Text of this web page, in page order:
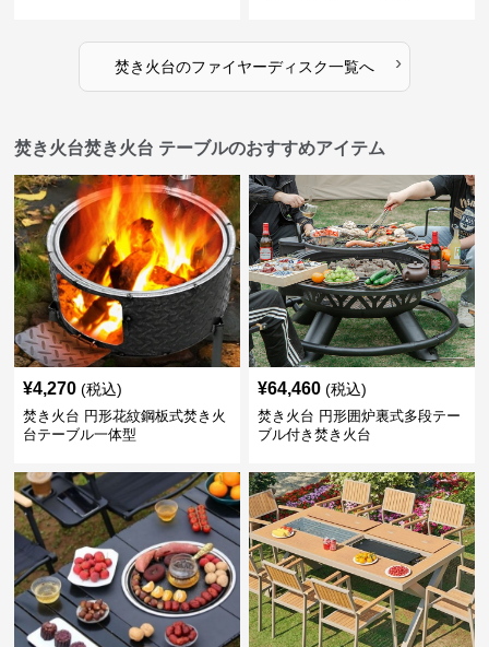
焚き火台のファイヤーディスク一覧へ ›
焚き火台焚き火台 テーブルのおすすめアイテム
¥4,270 (税込)
焚き火台 円形花紋鋼板式焚き火
台テーブル一体型
¥64,460 (税込)
焚き火台 円形囲炉裏式多段テー
ブル付き焚き火台